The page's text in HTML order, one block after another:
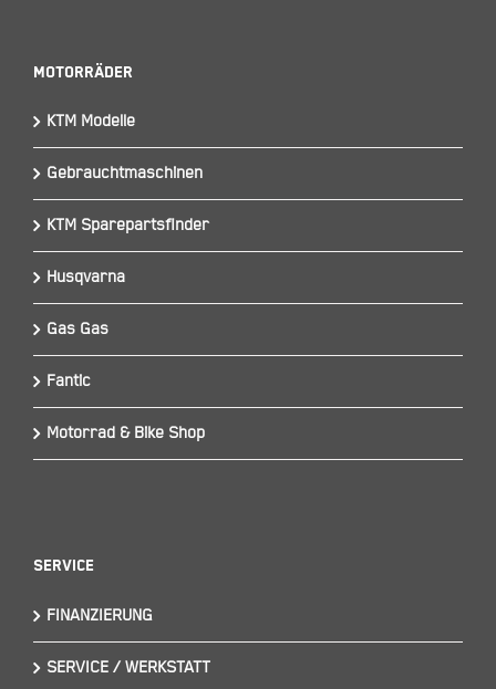
Motorräder
KTM Modelle
Gebrauchtmaschinen
KTM Sparepartsfinder
Husqvarna
Gas Gas
Fantic
Motorrad & Bike Shop
Service
FINANZIERUNG
SERVICE / WERKSTATT